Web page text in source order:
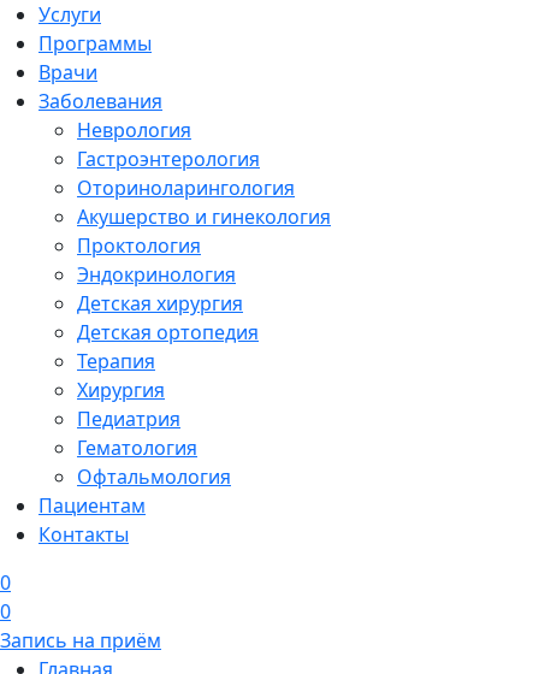
Услуги
Программы
Врачи
Заболевания
Неврология
Гастроэнтерология
Оториноларингология
Акушерство и гинекология
Проктология
Эндокринология
Детская хирургия
Детская ортопедия
Терапия
Хирургия
Педиатрия
Гематология
Офтальмология
Пациентам
Контакты
0
0
Запись на приём